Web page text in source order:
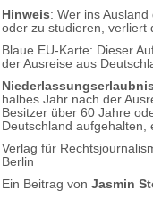
Hinweis: Wer ins
oder zu studieren, verliert
Blaue EU-Karte: Dieser
der Ausreise aus
Niederlassungserlaubnis
halbes Jahr nach der
Besitzer über 60 Jahre
Deutschland aufgehalten,
Verlag für
Berlin
Ein Beitrag von Jasmin